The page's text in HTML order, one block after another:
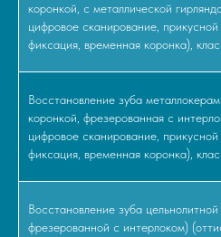
коронкой, с металлической
цифровое сканирование, прикусной
фиксация, временная коронка),
Восстановление зуба
коронкой, фрезерованная с
цифровое сканирование, прикусной
фиксация, временная коронка),
Восстановление зуба
фрезерованной с интерлоком)